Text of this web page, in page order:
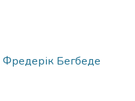
Фредерік Бегбеде